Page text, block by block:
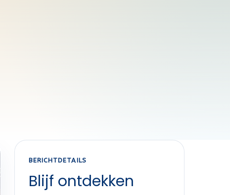
BERICHTDETAILS
Blijf ontdekken